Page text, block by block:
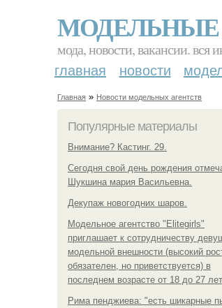
МОДЕЛЬНЫЕ
мода, новости, вакансии. вся
главная новости
Главная » Новости модельных агентств
Популярные материалы
Внимание? Кастинг. 29.
Сегодня свой день рождения
Шукшина мария Васильевна.
Декупаж новогодних шаров.
Модельное агентство "Elitegirls"
приглашает к сотрудничеству
модельной внешности (высокий
обязателен, но приветствуется) в
последнем возрасте от 18 до 27 лет.
Рима пенджиева: "есть шикарные